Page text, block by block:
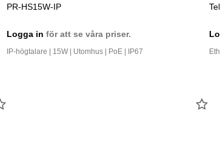
PR-HS15W-IP
Logga in för att se våra priser.
IP-högtalare | 15W | Utomhus | PoE | IP67